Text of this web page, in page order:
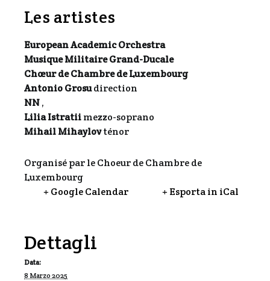
Les artistes
European Academic Orchestra
Musique Militaire Grand-Ducale
Chœur de Chambre de Luxembourg
Antonio Grosudirection
NN,
Lilia Istratiimezzo-soprano
Mihail Mihaylovténor
Organisé par le Choeur de Chambre de
Luxembourg
+ Google Calendar
+ Esporta in iCal
Dettagli
Data:
8 Marzo 2025